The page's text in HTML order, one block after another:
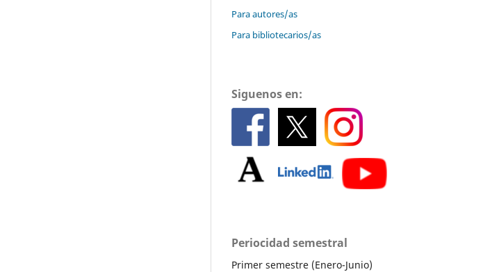
Para autores/as
Para bibliotecarios/as
Siguenos en:
Periocidad semestral
Primer semestre (Enero-Junio)